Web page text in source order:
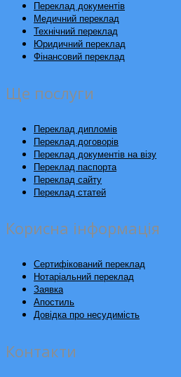
Переклад документів
Медичний переклад
Технічний переклад
Юридичний переклад
Фінансовий переклад
Ще послуги
Переклад дипломів
Переклад договорів
Переклад документів на візу
Переклад паспорта
Переклад сайту
Переклад статей
Корисна інформація
Сертифікований переклад
Нотаріальний переклад
Заявка
Апостиль
Довідка про несудимість
Контакти